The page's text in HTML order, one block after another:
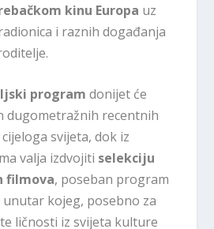
kinu Europa uz
i raznih događanja
program donijet će
dugometražnih recentnih
svijeta, dok iz
valja izdvojiti selekciju
filmova, poseban program
unutar kojeg, posebno za
ličnosti iz svijeta kulture